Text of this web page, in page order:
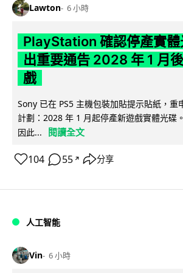
Lawton 6 小時
PlayStation 確認停產實體
出重要通告 2028 年 1 月
戲
Sony 已在 PS5 主機包裝加貼提示貼紙，重
計劃：2028 年 1 月起停產新遊戲實體光碟
因此...
閱讀全文
104 55 ↗ 分享
人工智能
Vin 6 小時